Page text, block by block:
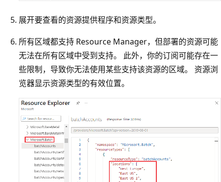
展开要查看的资源提供程序和资源类型。
所有区域都支持 Resource Manager，但部署的资源可能
无法在所有区域中受到支持。 此外，你的订阅可能存在一
些限制，导致你无法使用某些支持该资源的区域。 资源浏
览器显示资源类型的有效位置。